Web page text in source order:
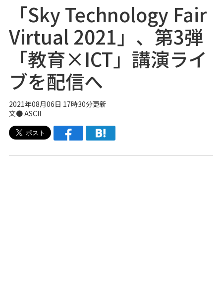
「Sky Technology Fair
Virtual 2021」、第3弾
「教育×ICT」講演ライ
ブを配信へ
2021年08月06日 17時30分更新
文● ASCII